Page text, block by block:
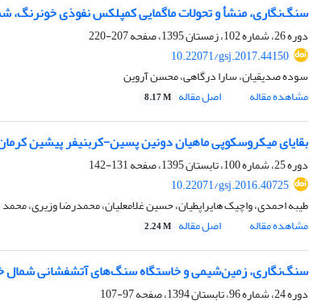
سنگ‌نگاری، منشأ و تحولات ماگمایی کمپلکس نفوذی خونرنگ،
دوره 26، شماره 102، زمستان 1395، صفحه
207-220
10.22071/gsj.2017.44150
سوده صدیقیان، سارا درگاهی، محسن آروین
مشاهده مقاله
اصل مقاله 8.17 M
بقایای میکروسکوپی ماهیان دونین پسین-کربنیفر پیشین
دوره 25، شماره 100، تابستان 1395، صفحه
131-142
10.22071/gsj.2016.40725
طیبه احمدی، واچیک هایراپطیان، حسین غلامعلیان، محمدرضا وزیری، محمد
مشاهده مقاله
اصل مقاله 2.24 M
سنگ‌نگاری، زمین‌شیمی و خاستگاه سنگ‌های آتشفشانی شمال
دوره 24، شماره 96، تابستان 1394، صفحه
97-107